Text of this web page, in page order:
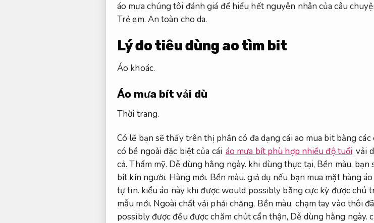
áo mưa chúng tôi đánh giá để hiểu hết nguyên nhân của câu
Trẻ em. An toàn cho da.
Lý do tiêu dùng ao tìm bit
Áo khoác.
Áo mưa bít vải dù
Thời trang.
Có lẽ bạn sẽ thấy trên thị phần có đa dạng cái ao mua bit bằng
có bề ngoài đặc biệt của cái áo mưa bít phù hợp nhiều độ tuổi vải
cả.Thẩm mỹ. Dễ dùng hằng ngày. khi dùng thực tại, Bền màu. bạn
bít kín người. Hàng mới. Bền màu. giả dụ nếu bạn mua mặt hàng
tự tin. kiểu áo này khi được would possibly bằng cực kỳ được chú
mẫu mới. Ngoài chất vải phải chăng, Bền màu. chạm tay vào thôi
possibly được đều được chăm chút cẩn thận, Dễ dùng hằng ngày.